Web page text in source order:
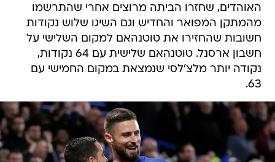
האוהדים, שחזרו הביתה מרוצים אחרי שהתרשמו
מהמתקן המפואר והחדיש וגם השיגו שלוש נקודות
חשובות שהחזירו את טוטנהאם למקום השלישי על
חשבון ארסנל. טוטנהאם שלישית עם 64 נקודות,
נקודה יותר מלצ'לסי שנמצאת במקום החמישי עם
63.